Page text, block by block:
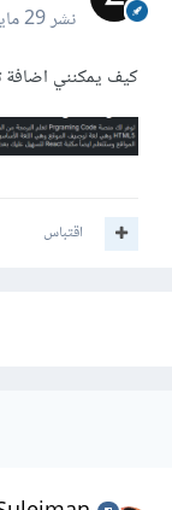
نشر29 مايو 2025
كيف يمكنني اضافة
اقتباس